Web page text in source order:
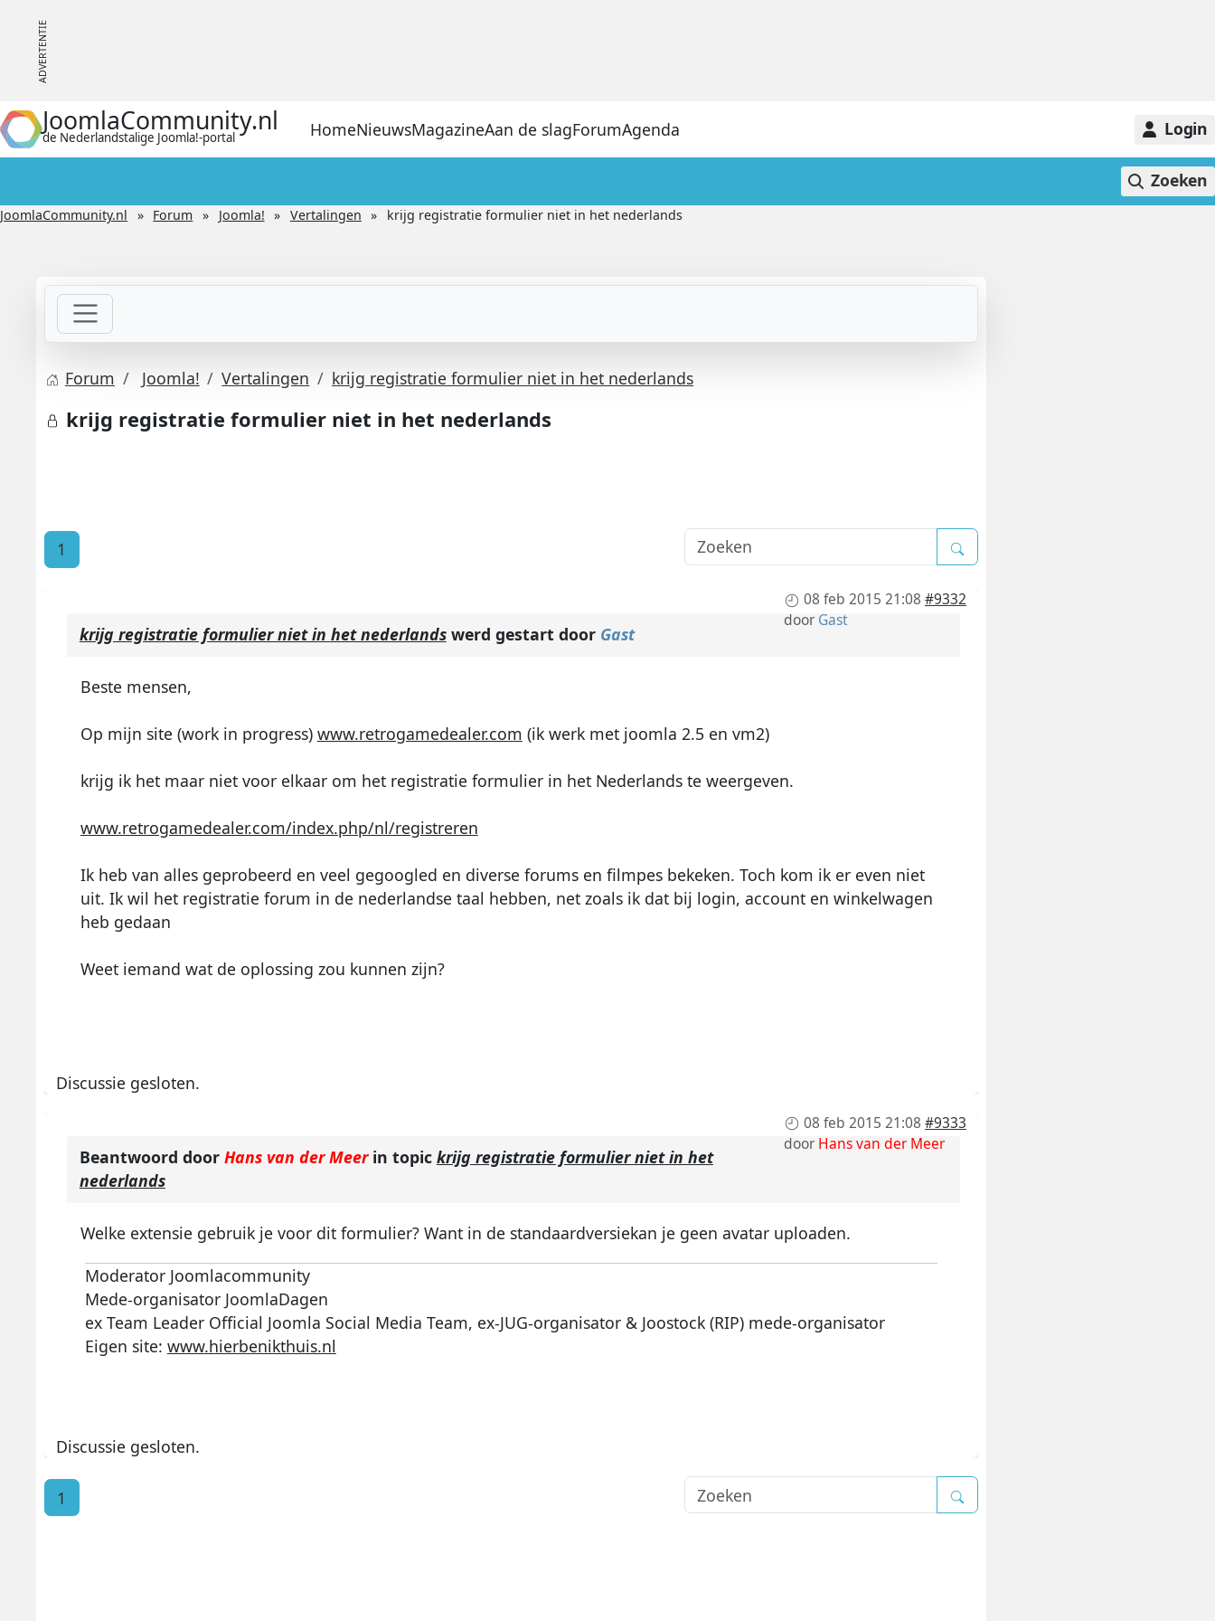
JoomlaCommunity.nl
de Nederlandstalige Joomla!-portal HomeNieuwsMagazineAan de slagForumAgenda Login
Zoeken
JoomlaCommunity.nl Forum Joomla! Vertalingen krijg registratie formulier niet in het nederlands
Forum Joomla! Vertalingen krijg registratie formulier niet in het nederlands
krijg registratie formulier niet in het nederlands
1
08 feb 2015 21:08 #9332
doorGast
krijg registratie formulier niet in het nederlandswerd gestart door Gast
Beste mensen,
Op mijn site (work in progress) www.retrogamedealer.com (ik werk met joomla 2.5 en vm2)
krijg ik het maar niet voor elkaar om het registratie formulier in het Nederlands te weergeven.
www.retrogamedealer.com/index.php/nl/registreren
Ik heb van alles geprobeerd en veel gegoogled en diverse forums en filmpes bekeken. Toch kom ik er even niet
uit. Ik wil het registratie forum in de nederlandse taal hebben, net zoals ik dat bij login, account en winkelwagen
heb gedaan
Weet iemand wat de oplossing zou kunnen zijn?
Discussie gesloten.
08 feb 2015 21:08 #9333
doorHans van der Meer
Beantwoord door Hans van der Meerin topic krijg registratie formulier niet in het
nederlands
Welke extensie gebruik je voor dit formulier? Want in de standaardversiekan je geen avatar uploaden.
Moderator Joomlacommunity
Mede-organisator JoomlaDagen
ex Team Leader Official Joomla Social Media Team, ex-JUG-organisator & Joostock (RIP) mede-organisator
Eigen site: www.hierbenikthuis.nl
Discussie gesloten.
1